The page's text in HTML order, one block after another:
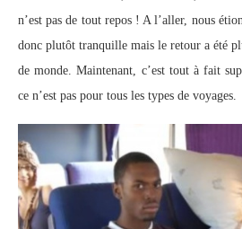
n’est pas de tout repos ! A l’aller, nous
donc plutôt tranquille mais le retour a été
de monde. Maintenant, c’est tout à fait
ce n’est pas pour tous les types de voyages.